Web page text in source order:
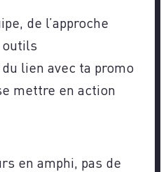
de l’approche
outils
lien avec ta promo
mettre en action
en amphi, pas de